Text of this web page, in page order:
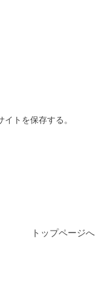
トを保存する。
トップページへ